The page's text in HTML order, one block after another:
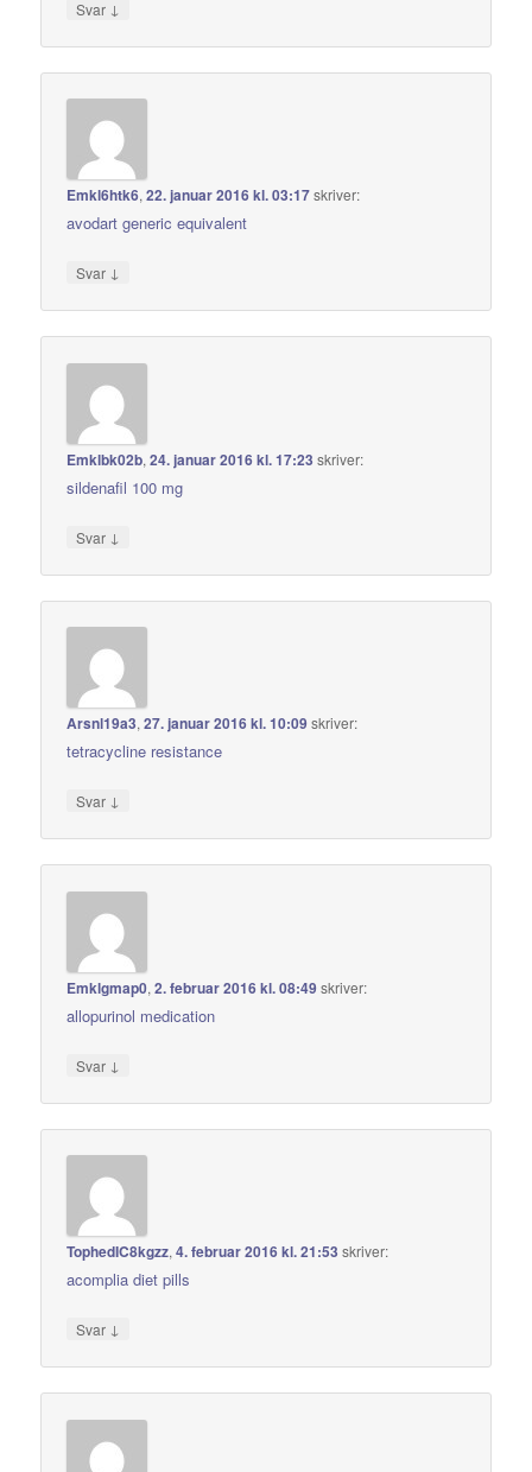
Svar ↓
Emkl6htk6,22. januar 2016 kl. 03:17skriver:
avodart generic equivalent
Svar ↓
Emklbk02b,24. januar 2016 kl. 17:23 skriver:
sildenafil 100 mg
Svar ↓
Arsnl19a3,27. januar 2016 kl. 10:09skriver:
tetracycline resistance
Svar ↓
Emklgmap0,2. februar 2016 kl. 08:49skriver:
allopurinol medication
Svar ↓
TophedIC8kgzz,4. februar 2016 kl. 21:53 skriver:
acomplia diet pills
Svar ↓